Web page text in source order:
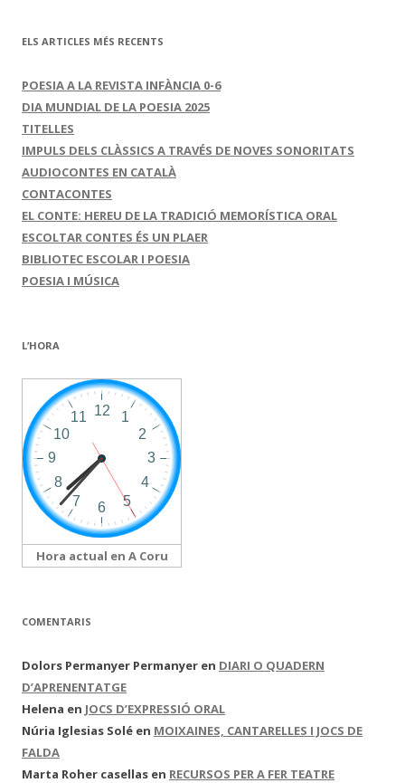
ELS ARTICLES MÉS RECENTS
POESIA A LA REVISTA INFÀNCIA 0-6
DIA MUNDIAL DE LA POESIA 2025
TITELLES
IMPULS DELS CLÀSSICS A TRAVÉS DE NOVES SONORITATS
AUDIOCONTES EN CATALÀ
CONTACONTES
EL CONTE: HEREU DE LA TRADICIÓ MEMORÍSTICA ORAL
ESCOLTAR CONTES ÉS UN PLAER
BIBLIOTEC ESCOLAR I POESIA
POESIA I MÚSICA
L’HORA
Hora actual en A Coru
COMENTARIS
Dolors Permanyer Permanyer en DIARI O QUADERN
D’APRENENTATGE
Helena en JOCS D’EXPRESSIÓ ORAL
Núria Iglesias Solé en MOIXAINES, CANTARELLES I JOCS DE
FALDA
Marta Roher casellas en RECURSOS PER A FER TEATRE